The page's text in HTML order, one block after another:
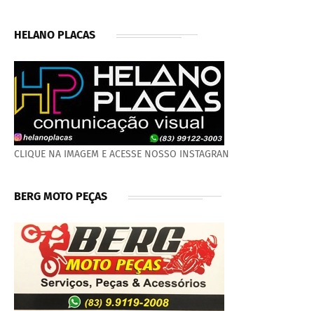
HELANO PLACAS
CLIQUE NA IMAGEM E ACESSE NOSSO INSTAGRAN
BERG MOTO PEÇAS